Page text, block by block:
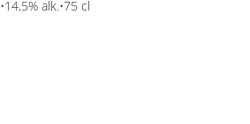
14,5% alk. 75 cl